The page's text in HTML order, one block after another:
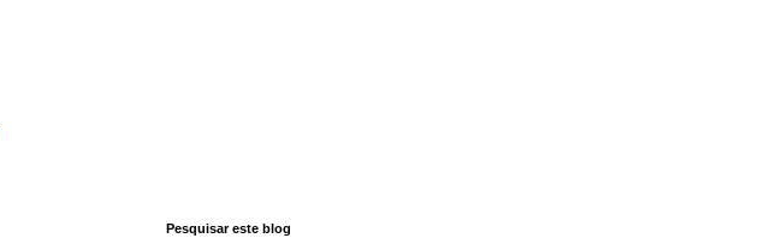
Pesquisar este blog